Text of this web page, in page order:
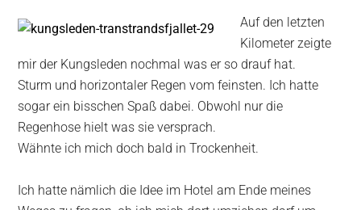
Auf den letzten
Kilometer zeigte
mir der Kungsleden nochmal was er so drauf hat.
Sturm und horizontaler Regen vom feinsten. Ich hatte
sogar ein bisschen Spaß dabei. Obwohl nur die
Regenhose hielt was sie versprach.
Wähnte ich mich doch bald in Trockenheit.
Ich hatte nämlich die Idee im Hotel am Ende meines